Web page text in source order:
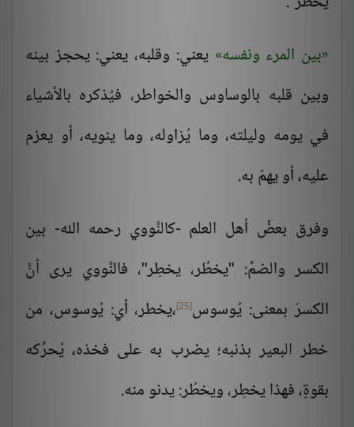
بين المرء ونفسه يعني: وقلبه، يعني: يحجز بينه
وبين قلبه بالوساوس والخواطر، فيُذكره بالأشياء
في يومه وليلته، وما يُزاوله، وما ينويه، أو يعزم
عليه، أو يهمّ به.
وفرق بعضُ أهل العلم -كالنَّووي رحمه الله- بين
الكسر والضمِّ: "يخطُر، يخطِر"، فالنَّووي يرى أنَّ
الكسرَ بمعنى: يُوسوس[25]
،يخطر، أي: يُوسوس، من
خطر البعير بذنبه؛ يضرب به على فخذه، يُحرِّكه
بقوةٍ، فهذا يخطِر، ويخطُر: يدنو منه.